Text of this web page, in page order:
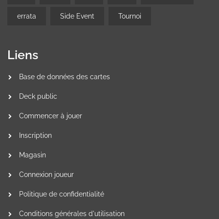
errata Side Event Tournoi
Liens
Base de données des cartes
Deck public
Commencer à jouer
Inscription
Magasin
Connexion joueur
Politique de confidentialité
Conditions générales d'utilisation